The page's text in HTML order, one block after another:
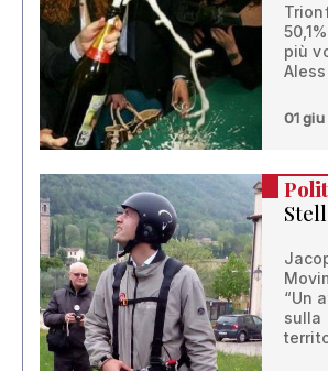
più
01 giu
“Un
sulla